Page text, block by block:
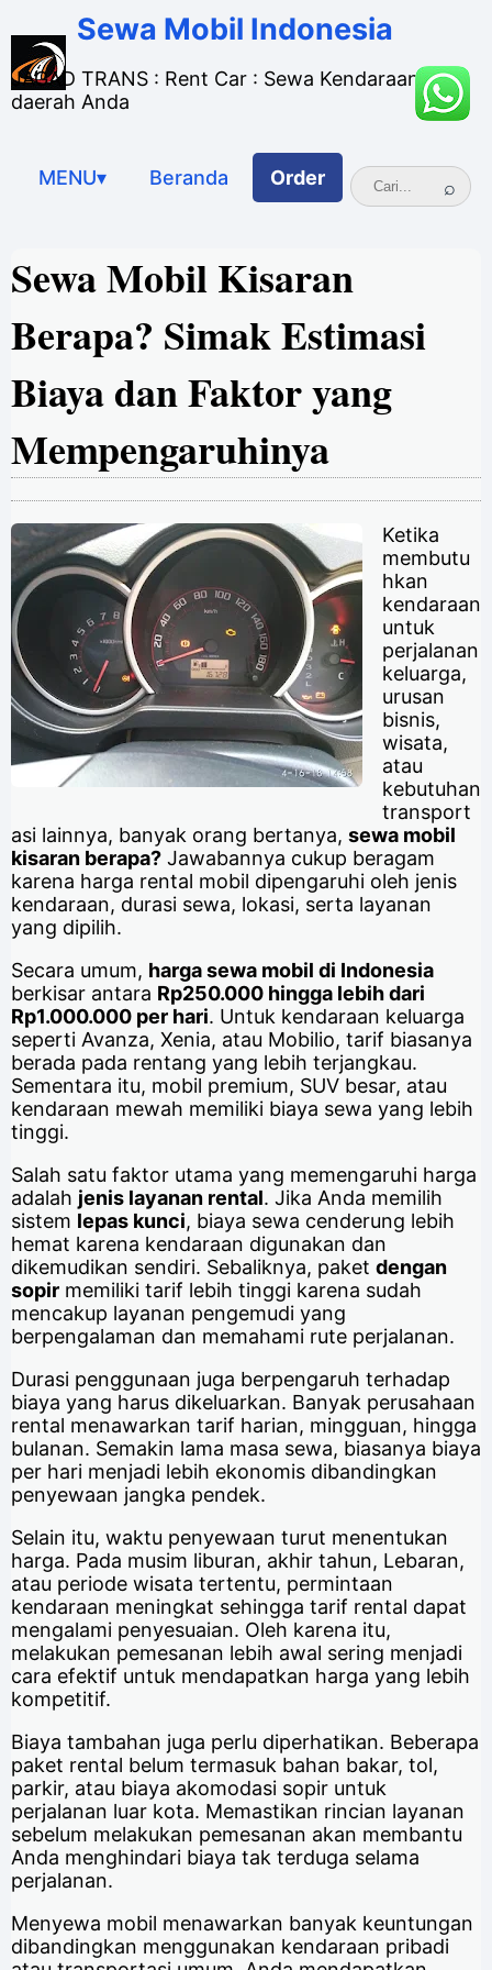
Sewa Mobil Indonesia
JAGAD TRANS : Rent Car : Sewa Kendaraan di
daerah Anda
MENU▾ Beranda Order
Sewa Mobil Kisaran
Berapa? Simak Estimasi
Biaya dan Faktor yang
Mempengaruhinya
Ketika
membutu
hkan
kendaraan
untuk
perjalanan
keluarga,
urusan
bisnis,
wisata,
atau
kebutuhan
transport
asi lainnya, banyak orang bertanya, sewa mobil
kisaran berapa? Jawabannya cukup beragam
karena harga rental mobil dipengaruhi oleh jenis
kendaraan, durasi sewa, lokasi, serta layanan
yang dipilih.
Secara umum, harga sewa mobil di Indonesia
berkisar antara Rp250.000 hingga lebih dari
Rp1.000.000 per hari. Untuk kendaraan keluarga
seperti Avanza, Xenia, atau Mobilio, tarif biasanya
berada pada rentang yang lebih terjangkau.
Sementara itu, mobil premium, SUV besar, atau
kendaraan mewah memiliki biaya sewa yang lebih
tinggi.
Salah satu faktor utama yang memengaruhi harga
adalah jenis layanan rental. Jika Anda memilih
sistem lepas kunci, biaya sewa cenderung lebih
hemat karena kendaraan digunakan dan
dikemudikan sendiri. Sebaliknya, paket dengan
sopir memiliki tarif lebih tinggi karena sudah
mencakup layanan pengemudi yang
berpengalaman dan memahami rute perjalanan.
Durasi penggunaan juga berpengaruh terhadap
biaya yang harus dikeluarkan. Banyak perusahaan
rental menawarkan tarif harian, mingguan, hingga
bulanan. Semakin lama masa sewa, biasanya biaya
per hari menjadi lebih ekonomis dibandingkan
penyewaan jangka pendek.
Selain itu, waktu penyewaan turut menentukan
harga. Pada musim liburan, akhir tahun, Lebaran,
atau periode wisata tertentu, permintaan
kendaraan meningkat sehingga tarif rental dapat
mengalami penyesuaian. Oleh karena itu,
melakukan pemesanan lebih awal sering menjadi
cara efektif untuk mendapatkan harga yang lebih
kompetitif.
Biaya tambahan juga perlu diperhatikan. Beberapa
paket rental belum termasuk bahan bakar, tol,
parkir, atau biaya akomodasi sopir untuk
perjalanan luar kota. Memastikan rincian layanan
sebelum melakukan pemesanan akan membantu
Anda menghindari biaya tak terduga selama
perjalanan.
Menyewa mobil menawarkan banyak keuntungan
dibandingkan menggunakan kendaraan pribadi